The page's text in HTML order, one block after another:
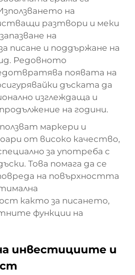
на
разтвори и меки
на
писане и поддържане на
Редовното
появата на
дъската да
изглеждаща и
на години.
маркери и
от високо качество,
за употреба с
Това помага да се
на повърхността
както за писането,
функции на
инвестициите и